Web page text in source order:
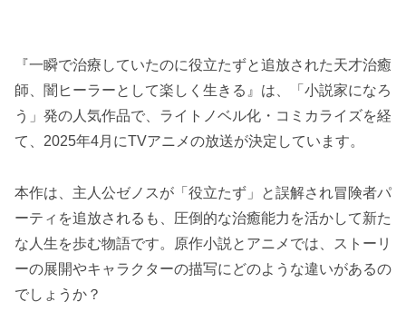
『一瞬で治療していたのに役立たずと追放された天才治癒
師、闇ヒーラーとして楽しく生きる』は、「小説家になろ
う」発の人気作品で、ライトノベル化・コミカライズを経
て、2025年4月にTVアニメの放送が決定しています。
本作は、主人公ゼノスが「役立たず」と誤解され冒険者パ
ーティを追放されるも、圧倒的な治癒能力を活かして新た
な人生を歩む物語です。原作小説とアニメでは、ストーリ
ーの展開やキャラクターの描写にどのような違いがあるの
でしょうか？